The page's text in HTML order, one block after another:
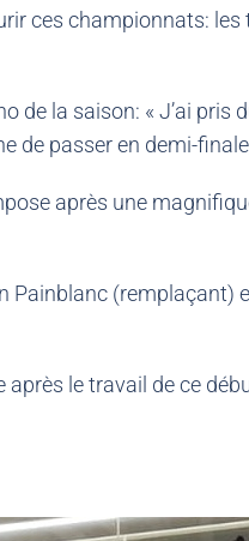
ces championnats: les
la saison: « J’ai pris
de passer en demi-
après une
Painblanc
le travail de ce